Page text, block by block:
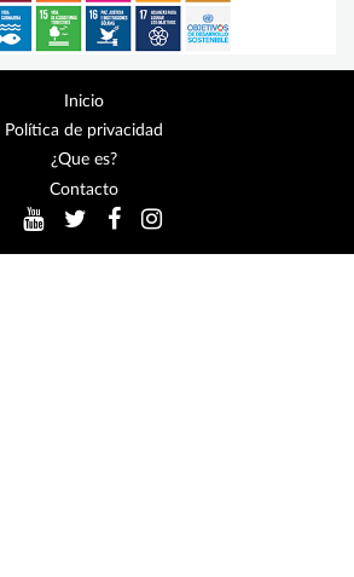
Inicio
Política de privacidad
¿Que es?
Contacto